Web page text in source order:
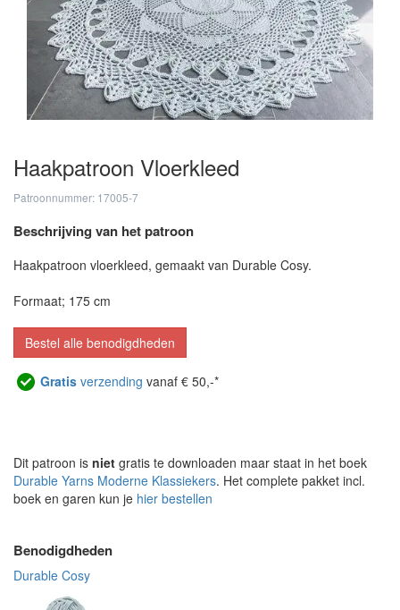
Haakpatroon Vloerkleed
Patroonnummer: 17005-7
Beschrijving van het patroon
Haakpatroon vloerkleed, gemaakt van Durable Cosy.
Formaat; 175 cm
Bestel alle benodigdheden
Gratis verzending vanaf € 50,-*
Dit patroon is niet gratis te downloaden maar staat in het boek
Durable Yarns Moderne Klassiekers. Het complete pakket incl.
boek en garen kun je hier bestellen
Benodigdheden
Durable Cosy